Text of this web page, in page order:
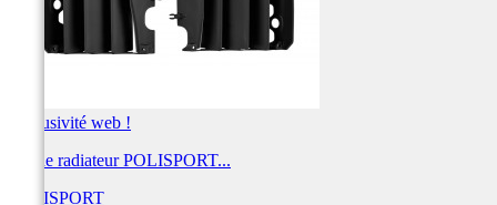
Exclusivité web !
Cache radiateur POLISPORT...
POLISPORT